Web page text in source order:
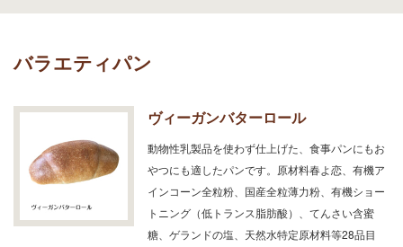
バラエティパン
ヴィーガンバターロール
動物性乳製品を使わず仕上げた、食事パンにもお
やつにも適したパンです。原材料春よ恋、有機ア
インコーン全粒粉、国産全粒薄力粉、有機ショー
トニング（低トランス脂肪酸）、てんさい含蜜
糖、ゲランドの塩、天然水特定原材料等28品目